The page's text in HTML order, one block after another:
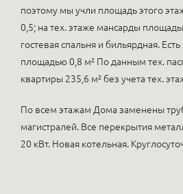
поэтому мы учли площадь этого
0,5; на тех. этаже мансарды
гостевая спальня и бильярдная.
площадью 0,8 м² По данным тех.
квартиры 235,6 м² без учета тех.
По всем этажам Дома заменены
магистралей. Все перекрытия
20 кВт. Новая котельная.